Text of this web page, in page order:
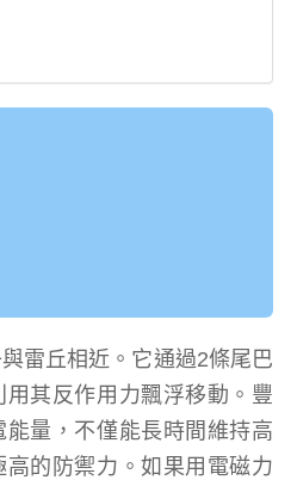
雷丘相近。它通過2條尾巴
其反作用力飄浮移動。豐
量，不僅能長時間維持高
的防禦力。如果用電磁力